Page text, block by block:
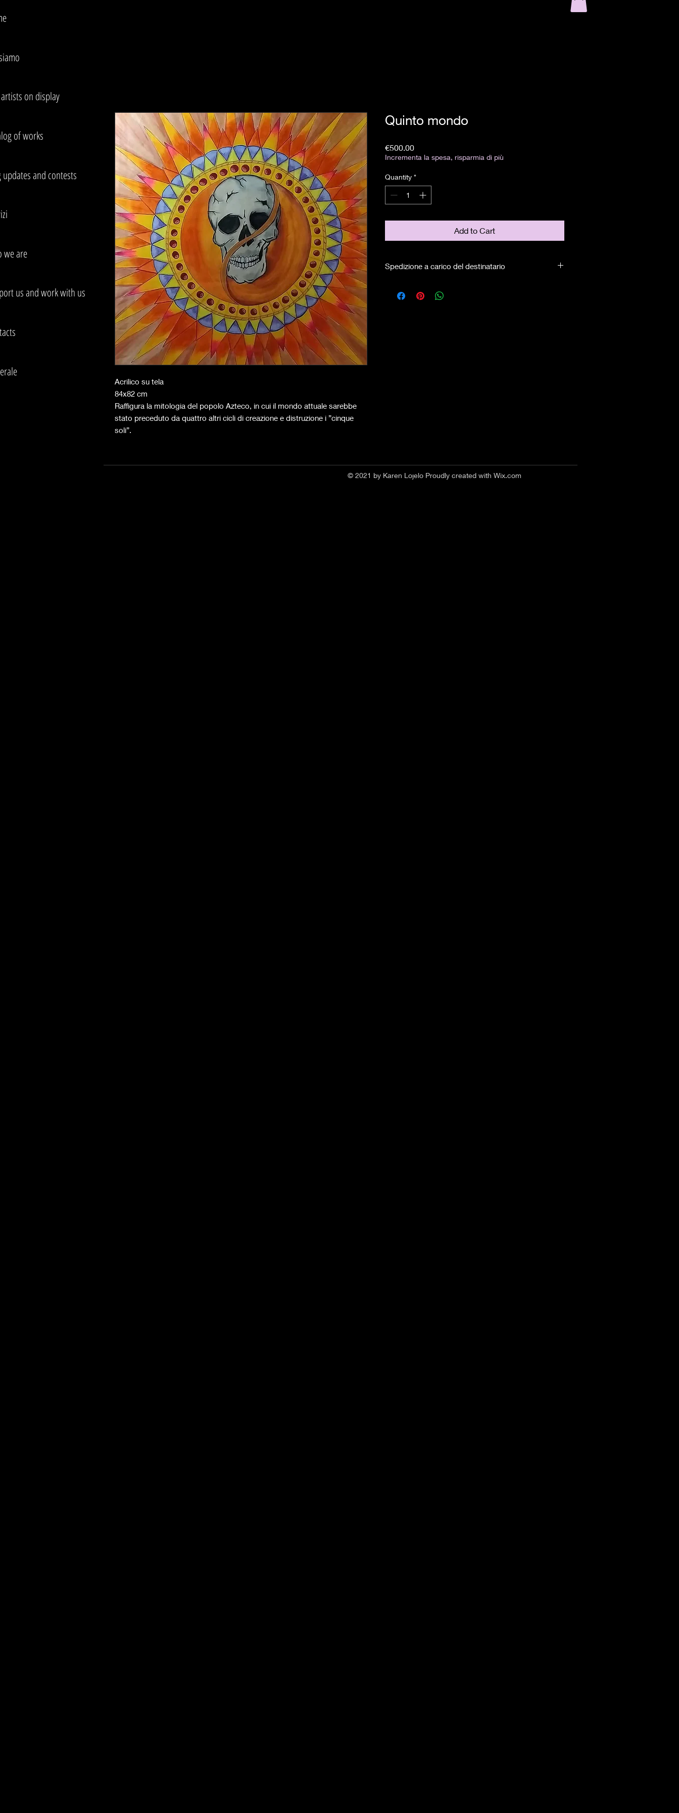
Acrilico su tela
84x82 cm
Raffigura la mitologia del popolo Azteco, in cui il mondo attuale sarebbe
stato preceduto da quattro altri cicli di creazione e distruzione i ”cinque
soli”.
Quinto mondo
€500.00Price
Incrementa la spesa, risparmia di più
Quantity *
Add to Cart
Spedizione a carico del destinatario
on display
of works
updates and contests
we are
us and work with us
© 2021 by Karen Lojelo Proudly created with Wix.com